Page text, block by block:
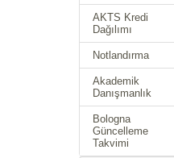
AKTS Kredi
Dağılımı
Notlandırma
Akademik
Danışmanlık
Bologna
Güncelleme
Takvimi